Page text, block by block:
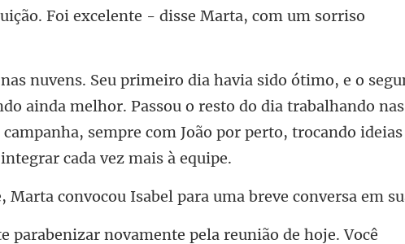
ainda melhor. Passou o resto do dia trabalhando nas
sem
convocou Isabel para uma